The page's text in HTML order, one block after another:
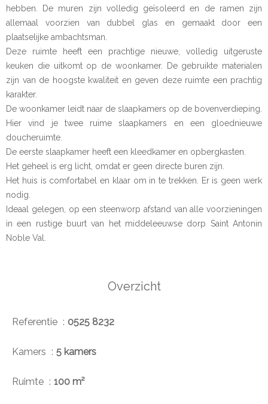
hebben. De muren zijn volledig geïsoleerd en de ramen zijn
allemaal voorzien van dubbel glas en gemaakt door een
plaatselijke ambachtsman.
Deze ruimte heeft een prachtige nieuwe, volledig uitgeruste
keuken die uitkomt op de woonkamer. De gebruikte materialen
zijn van de hoogste kwaliteit en geven deze ruimte een prachtig
karakter.
De woonkamer leidt naar de slaapkamers op de bovenverdieping.
Hier vind je twee ruime slaapkamers en een gloednieuwe
doucheruimte.
De eerste slaapkamer heeft een kleedkamer en opbergkasten.
Het geheel is erg licht, omdat er geen directe buren zijn.
Het huis is comfortabel en klaar om in te trekken. Er is geen werk
nodig.
Ideaal gelegen, op een steenworp afstand van alle voorzieningen
in een rustige buurt van het middeleeuwse dorp Saint Antonin
Noble Val.
Overzicht
Referentie 0525 8232
Kamers 5 kamers
Ruimte 100 m²